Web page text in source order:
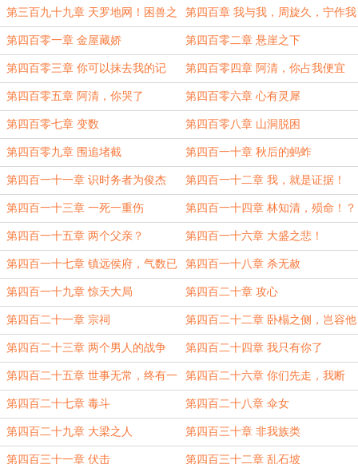
生！
第三百九十九章 天罗地网！困兽之
斗！
第四百章 我与我，周旋久，宁作我
第四百零一章 金屋藏娇 第四百零二章 悬崖之下
第四百零三章 你可以抹去我的记
忆，但抹不去我的心跳
第四百零四章 阿清，你占我便宜
第四百零五章 阿清，你哭了 第四百零六章 心有灵犀
第四百零七章 变数 第四百零八章 山洞脱困
第四百零九章 围追堵截 第四百一十章 秋后的蚂蚱
第四百一十一章 识时务者为俊杰 第四百一十二章 我，就是证据！
第四百一十三章 一死一重伤 第四百一十四章 林知清，殒命！？
第四百一十五章 两个父亲？ 第四百一十六章 大盛之悲！
第四百一十七章 镇远侯府，气数已
尽！
第四百一十八章 杀无赦
第四百一十九章 惊天大局 第四百二十章 攻心
第四百二十一章 宗祠 第四百二十二章 卧榻之侧，岂容他
人鼾睡？
第四百二十三章 两个男人的战争 第四百二十四章 我只有你了
第四百二十五章 世事无常，终有一
战
第四百二十六章 你们先走，我断
后！
第四百二十七章 毒斗 第四百二十八章 伞女
第四百二十九章 大梁之人 第四百三十章 非我族类
第四百三十一章 伏击 第四百三十二章 乱石坡